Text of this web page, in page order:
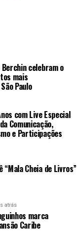
celebram o
mais
Paulo
com Live Especial
Comunicação,
e Participações
Cheia de Livros”
atrás
marca
Caribe